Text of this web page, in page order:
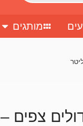
מותגים
צפים – 1 ליטר